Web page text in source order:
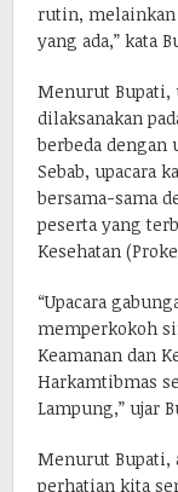
rutin, melainkan
yang ada,” kata
Menurut Bupati,
dilaksanakan
berbeda dengan
Sebab, upacara
bersama-sama
peserta yang
Kesehatan
“Upacara
memperkokoh
Keamanan dan
Harkamtibmas
Lampung,” ujar
Menurut Bupati,
perhatian kita